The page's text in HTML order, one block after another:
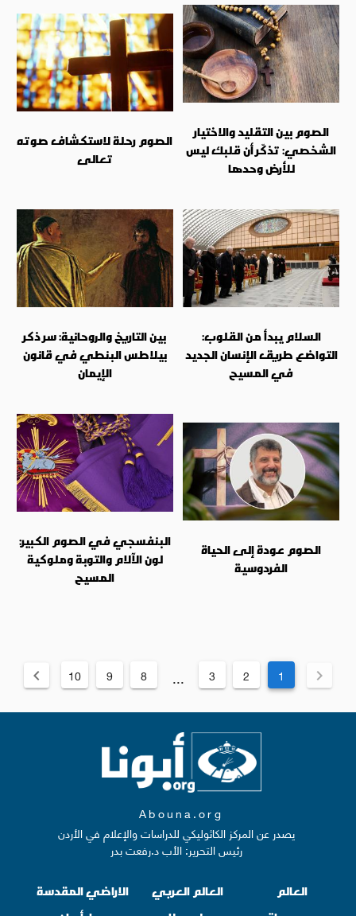
الصوم بين التقليد والاختيار
الشخصي: تذكّر أن قلبك ليس
للأرض وحدها
الصوم رحلة لاستكشاف صوته
تعالى
السلام يبدأ من القلوب:
التواضع طريق الإنسان الجديد
في المسيح
بين التاريخ والروحانية: سر ذكر
بيلاطس البنطي في قانون
الإيمان
الصوم عودة إلى الحياة
الفردوسية
البنفسجي في الصوم الكبير:
لون الآلام والتوبة وملوكية
المسيح
1
2
3
...
8
9
10
Abouna.org
يصدر عن المركز الكاثوليكي للدراسات والإعلام في الأردن
رئيس التحرير: الأب د.رفعت بدر
العالم العالم العربي
الاراضي المقدسة